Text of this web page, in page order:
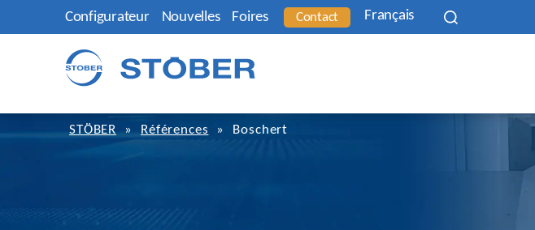
Configurateur Nouvelles Foires Contact Français
STÖBER » Références » Boschert